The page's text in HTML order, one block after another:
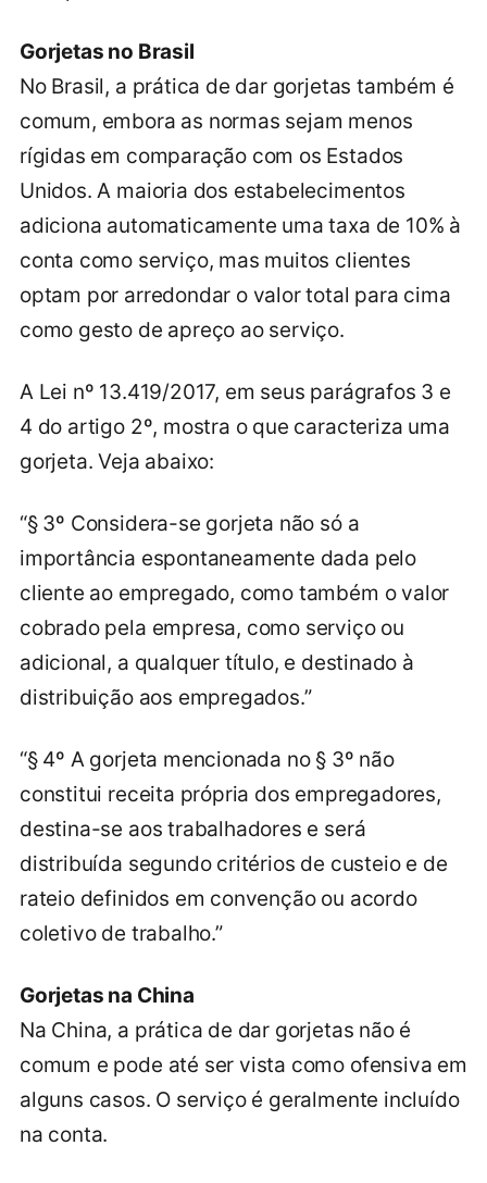
Gorjetas no Brasil
No Brasil, a prática de dar gorjetas também é
comum, embora as normas sejam menos
rígidas em comparação com os Estados
Unidos. A maioria dos estabelecimentos
adiciona automaticamente uma taxa de 10% à
conta como serviço, mas muitos clientes
optam por arredondar o valor total para cima
como gesto de apreço ao serviço.
A Lei nº 13.419/2017, em seus parágrafos 3 e
4 do artigo 2º, mostra o que caracteriza uma
gorjeta. Veja abaixo:
“§ 3º Considera-se gorjeta não só a
importância espontaneamente dada pelo
cliente ao empregado, como também o valor
cobrado pela empresa, como serviço ou
adicional, a qualquer título, e destinado à
distribuição aos empregados.”
“§ 4º A gorjeta mencionada no § 3º não
constitui receita própria dos empregadores,
destina-se aos trabalhadores e será
distribuída segundo critérios de custeio e de
rateio definidos em convenção ou acordo
coletivo de trabalho.”
Gorjetas na China
Na China, a prática de dar gorjetas não é
comum e pode até ser vista como ofensiva em
alguns casos. O serviço é geralmente incluído
na conta.